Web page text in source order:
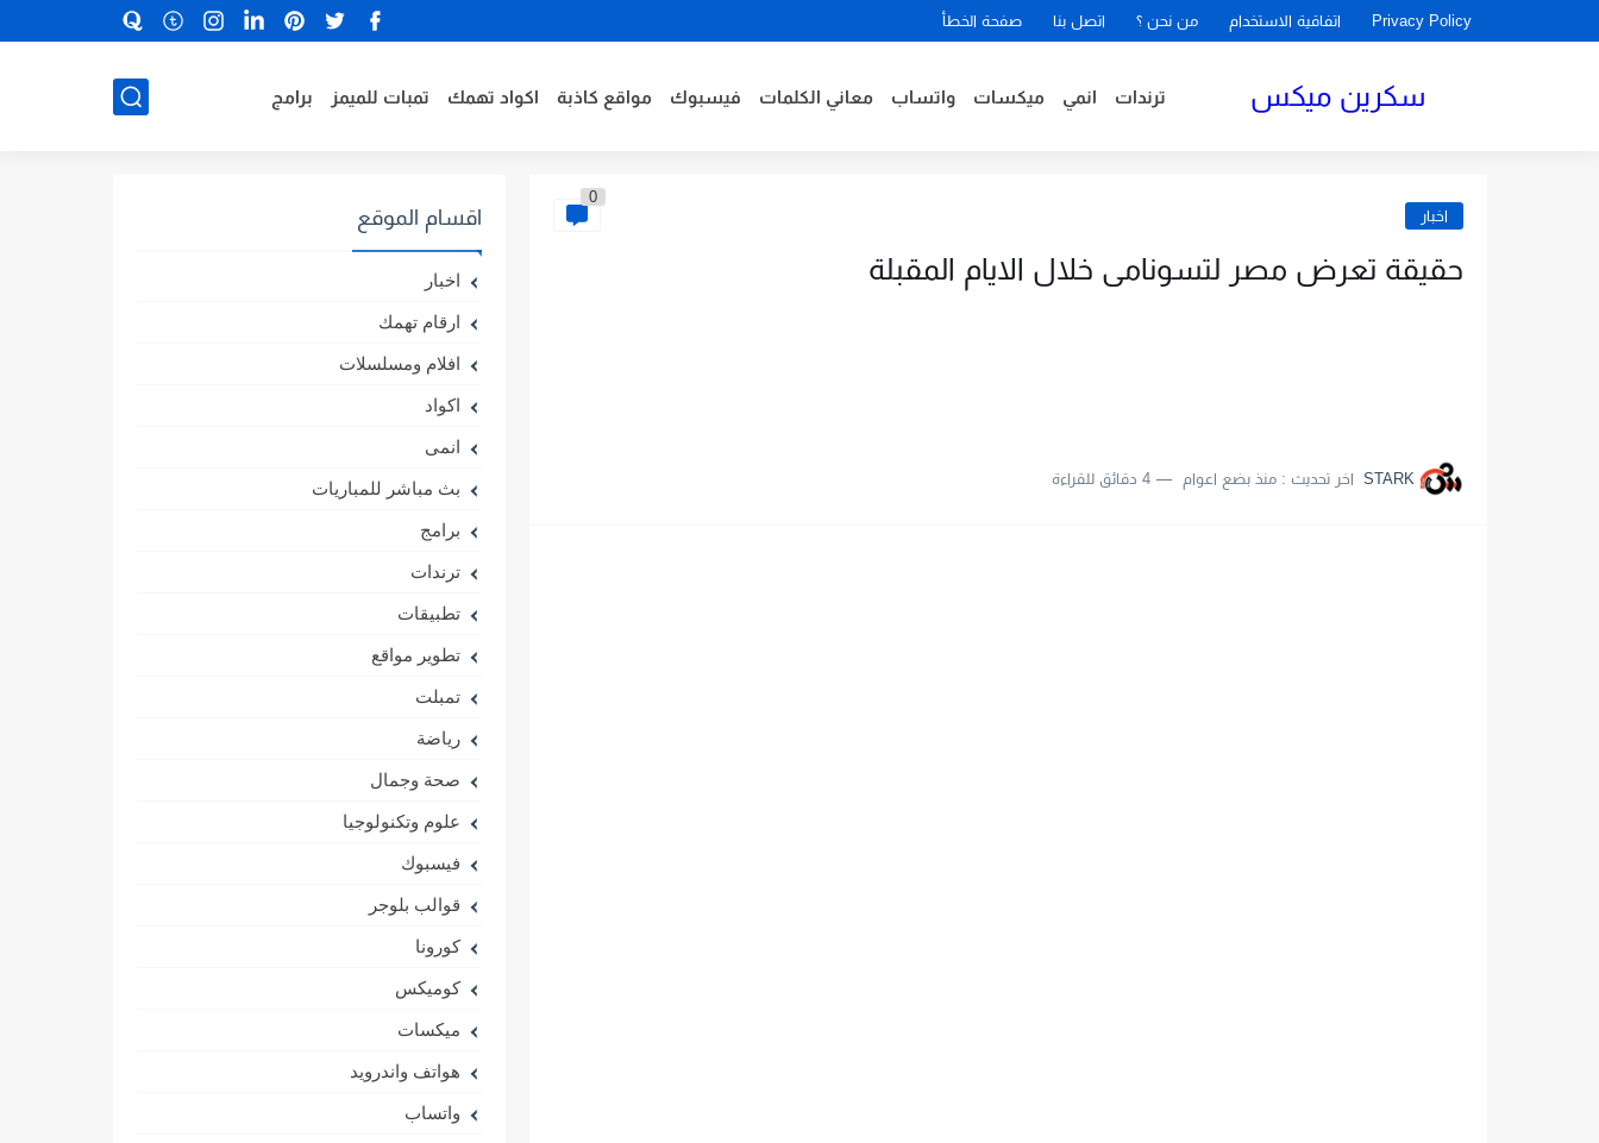
Privacy Policy اتفاقية الاستخدام من نحن ؟ اتصل بنا صفحة الخطأ
سكرين ميكس ترندات انمي ميكسات واتساب معاني الكلمات فيسبوك مواقع كاذبة اكواد تهمك تمبات للميمز برامج
اخبار
0
حقيقة تعرض مصر لتسونامى خلال الايام المقبلة
STARK اخر تحديث :منذ بضع اعوام 4 دقائق للقراءة
اقسام الموقع
اخبار
ارقام تهمك
افلام ومسلسلات
اكواد
انمى
بث مباشر للمباريات
برامج
ترندات
تطبيقات
تطوير مواقع
تمبلت
رياضة
صحة وجمال
علوم وتكنولوجيا
فيسبوك
قوالب بلوجر
كورونا
كوميكس
ميكسات
هواتف واندرويد
واتساب